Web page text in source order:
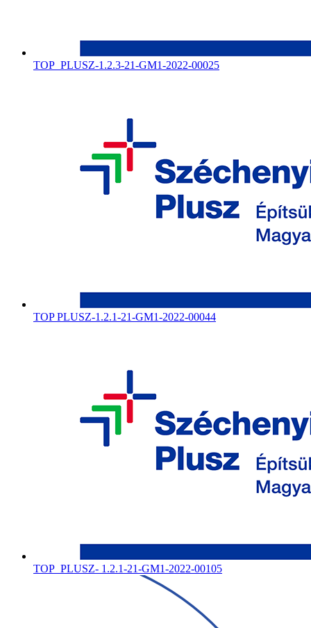
TOP_PLUSZ-1.2.3-21-GM1-2022-00025
TOP PLUSZ-1.2.1-21-GM1-2022-00044
TOP_PLUSZ- 1.2.1-21-GM1-2022-00105